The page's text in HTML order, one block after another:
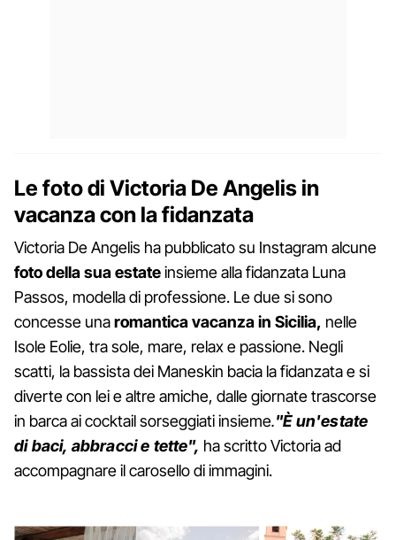
Le foto di Victoria De Angelis in
vacanza con la fidanzata
Victoria De Angelis ha pubblicato su Instagram alcune
foto della sua estateinsieme alla fidanzata Luna
Passos, modella di professione. Le due si sono
concesse unaromantica vacanza in Sicilia, nelle
Isole Eolie, tra sole, mare, relax e passione. Negli
scatti, la bassista dei Maneskin bacia la fidanzata e si
diverte con lei e altre amiche, dalle giornate trascorse
in barca ai cocktail sorseggiati insieme."È un'estate
di baci, abbracci e tette", ha scritto Victoria ad
accompagnare il carosello di immagini.